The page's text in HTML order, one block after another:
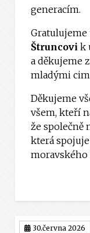
generacím.
Gratulujeme
Štruncovi k
a děkujeme
mladými
Děkujeme
všem, kteří
že společně
která
30.června 2026